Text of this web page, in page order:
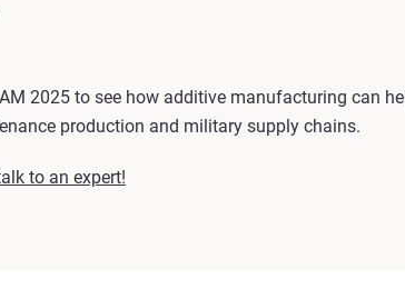
2025 to see how additive manufacturing can
production and military supply chains.
to an expert!